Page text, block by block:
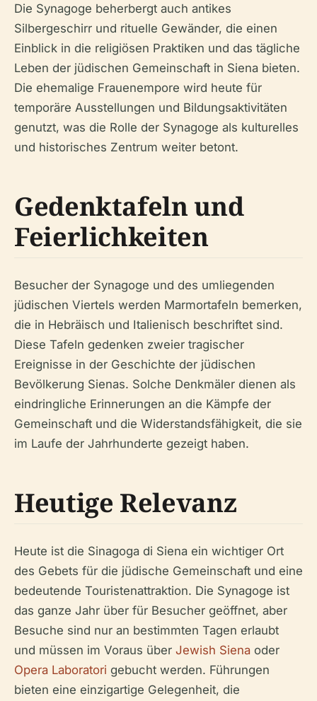
Die Synagoge beherbergt auch antikes
Silbergeschirr und rituelle Gewänder, die einen
Einblick in die religiösen Praktiken und das tägliche
Leben der jüdischen Gemeinschaft in Siena bieten.
Die ehemalige Frauenempore wird heute für
temporäre Ausstellungen und Bildungsaktivitäten
genutzt, was die Rolle der Synagoge als kulturelles
und historisches Zentrum weiter betont.
Gedenktafeln und
Feierlichkeiten
Besucher der Synagoge und des umliegenden
jüdischen Viertels werden Marmortafeln bemerken,
die in Hebräisch und Italienisch beschriftet sind.
Diese Tafeln gedenken zweier tragischer
Ereignisse in der Geschichte der jüdischen
Bevölkerung Sienas. Solche Denkmäler dienen als
eindringliche Erinnerungen an die Kämpfe der
Gemeinschaft und die Widerstandsfähigkeit, die sie
im Laufe der Jahrhunderte gezeigt haben.
Heutige Relevanz
Heute ist die Sinagoga di Siena ein wichtiger Ort
des Gebets für die jüdische Gemeinschaft und eine
bedeutende Touristenattraktion. Die Synagoge ist
das ganze Jahr über für Besucher geöffnet, aber
Besuche sind nur an bestimmten Tagen erlaubt
und müssen im Voraus über Jewish Siena oder
Opera Laboratori gebucht werden. Führungen
bieten eine einzigartige Gelegenheit, die